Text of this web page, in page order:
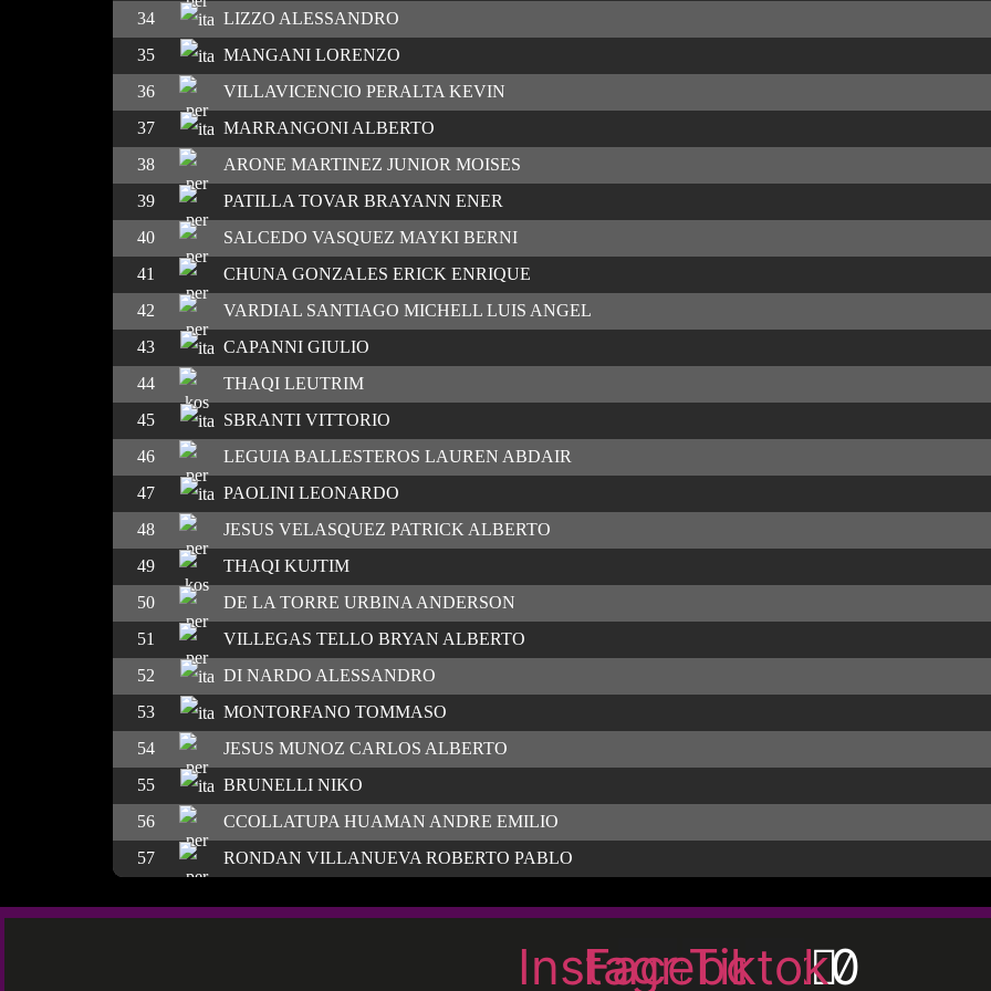
34
LIZZO ALESSANDRO
35
MANGANI LORENZO
36
VILLAVICENCIO PERALTA KEVIN
37
MARRANGONI ALBERTO
38
ARONE MARTINEZ JUNIOR MOISES
39
PATILLA TOVAR BRAYANN ENER
40
SALCEDO VASQUEZ MAYKI BERNI
41
CHUNA GONZALES ERICK ENRIQUE
42
VARDIAL SANTIAGO MICHELL LUIS ANGEL
43
CAPANNI GIULIO
44
THAQI LEUTRIM
45
SBRANTI VITTORIO
46
LEGUIA BALLESTEROS LAUREN ABDAIR
47
PAOLINI LEONARDO
48
JESUS VELASQUEZ PATRICK ALBERTO
49
THAQI KUJTIM
50
DE LA TORRE URBINA ANDERSON
51
VILLEGAS TELLO BRYAN ALBERTO
52
DI NARDO ALESSANDRO
53
MONTORFANO TOMMASO
54
JESUS MUNOZ CARLOS ALBERTO
55
BRUNELLI NIKO
56
CCOLLATUPA HUAMAN ANDRE EMILIO
57
RONDAN VILLANUEVA ROBERTO PABLO
Instagram
Facebook
Tiktok